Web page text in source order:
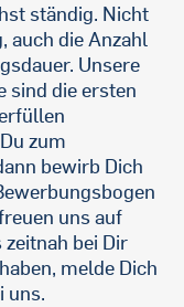
ständig. Nicht
auch die Anzahl
Unsere
sind die ersten
zum
bewirb Dich
uns auf
bei Dir
melde Dich
uns.